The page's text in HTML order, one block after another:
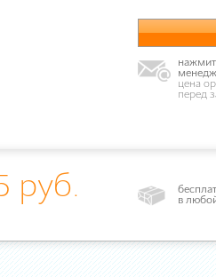
цена
перед
руб.
в